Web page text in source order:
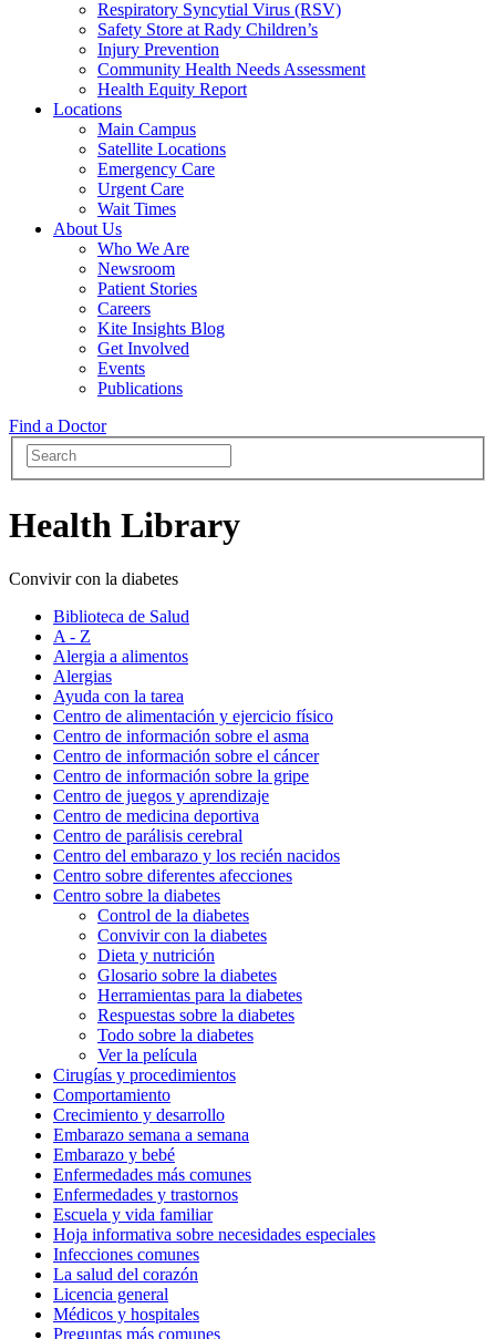
Respiratory Syncytial Virus (RSV)
Safety Store at Rady Children’s
Injury Prevention
Community Health Needs Assessment
Health Equity Report
Locations
Main Campus
Satellite Locations
Emergency Care
Urgent Care
Wait Times
About Us
Who We Are
Newsroom
Patient Stories
Careers
Kite Insights Blog
Get Involved
Events
Publications
Find a Doctor
Health Library
Convivir con la diabetes
Biblioteca de Salud
A - Z
Alergia a alimentos
Alergias
Ayuda con la tarea
Centro de alimentación y ejercicio físico
Centro de información sobre el asma
Centro de información sobre el cáncer
Centro de información sobre la gripe
Centro de juegos y aprendizaje
Centro de medicina deportiva
Centro de parálisis cerebral
Centro del embarazo y los recién nacidos
Centro sobre diferentes afecciones
Centro sobre la diabetes
Control de la diabetes
Convivir con la diabetes
Dieta y nutrición
Glosario sobre la diabetes
Herramientas para la diabetes
Respuestas sobre la diabetes
Todo sobre la diabetes
Ver la película
Cirugías y procedimientos
Comportamiento
Crecimiento y desarrollo
Embarazo semana a semana
Embarazo y bebé
Enfermedades más comunes
Enfermedades y trastornos
Escuela y vida familiar
Hoja informativa sobre necesidades especiales
Infecciones comunes
La salud del corazón
Licencia general
Médicos y hospitales
Preguntas más comunes